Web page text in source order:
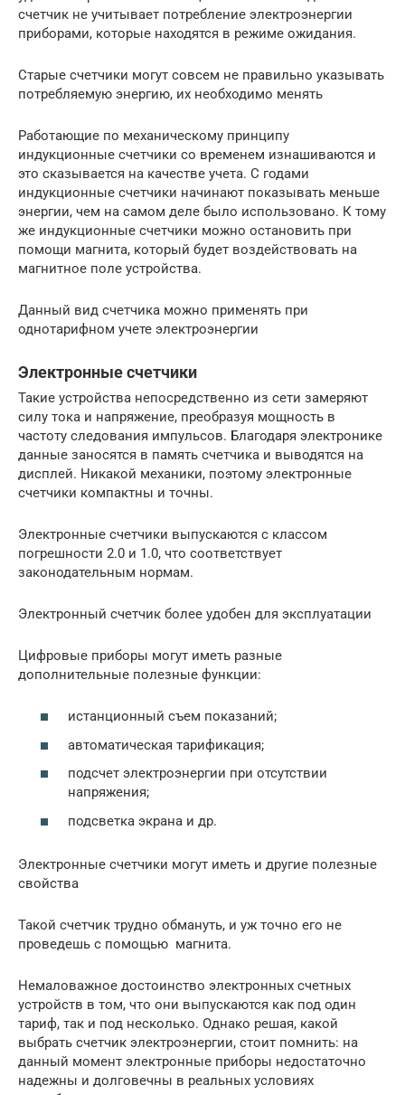
счетчик не учитывает потребление электроэнергии
приборами, которые находятся в режиме ожидания.
Старые счетчики могут совсем не правильно указывать
потребляемую энергию, их необходимо менять
Работающие по механическому принципу
индукционные счетчики со временем изнашиваются и
это сказывается на качестве учета. С годами
индукционные счетчики начинают показывать меньше
энергии, чем на самом деле было использовано. К тому
же индукционные счетчики можно остановить при
помощи магнита, который будет воздействовать на
магнитное поле устройства.
Данный вид счетчика можно применять при
однотарифном учете электроэнергии
Электронные счетчики
Такие устройства непосредственно из сети замеряют
силу тока и напряжение, преобразуя мощность в
частоту следования импульсов. Благодаря электронике
данные заносятся в память счетчика и выводятся на
дисплей. Никакой механики, поэтому электронные
счетчики компактны и точны.
Электронные счетчики выпускаются с классом
погрешности 2.0 и 1.0, что соответствует
законодательным нормам.
Электронный счетчик более удобен для эксплуатации
Цифровые приборы могут иметь разные
дополнительные полезные функции:
истанционный съем показаний;
автоматическая тарификация;
подсчет электроэнергии при отсутствии
напряжения;
подсветка экрана и др.
Электронные счетчики могут иметь и другие полезные
свойства
Такой счетчик трудно обмануть, и уж точно его не
проведешь с помощью магнита.
Немаловажное достоинство электронных счетных
устройств в том, что они выпускаются как под один
тариф, так и под несколько. Однако решая, какой
выбрать счетчик электроэнергии, стоит помнить: на
данный момент электронные приборы недостаточно
надежны и долговечны в реальных условиях